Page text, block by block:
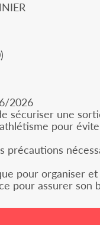
2026
sécuriser une
pour
pour organiser
pour assurer son